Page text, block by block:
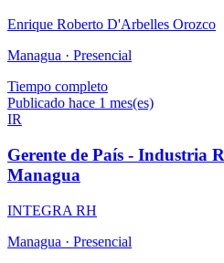
Enrique Roberto D'Arbelles Orozco
Managua · Presencial
Tiempo completo
Publicado hace 1 mes(es)
IR
Gerente de País - Industria
Managua
INTEGRA RH
Managua · Presencial